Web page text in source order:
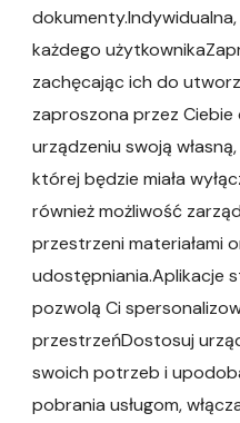
każdego
zachęcając ich do
zaproszona przez
urządzeniu swoją
której będzie miała
również możliwość
przestrzeni materiałami
udostępniania.Aplikacje
pozwolą Ci
przestrzeńDostosuj
swoich potrzeb i
pobrania usługom,